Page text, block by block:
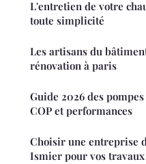
L'entretien de votre
toute simplicité
Les artisans du
rénovation à paris
Guide 2026 des
COP et performances
Choisir une entreprise
Ismier pour vos travaux